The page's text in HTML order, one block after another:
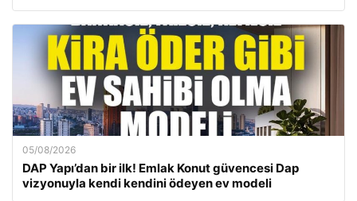
05/08/2026
DAP Yapı’dan bir ilk! Emlak Konut güvencesi Dap
vizyonuyla kendi kendini ödeyen ev modeli